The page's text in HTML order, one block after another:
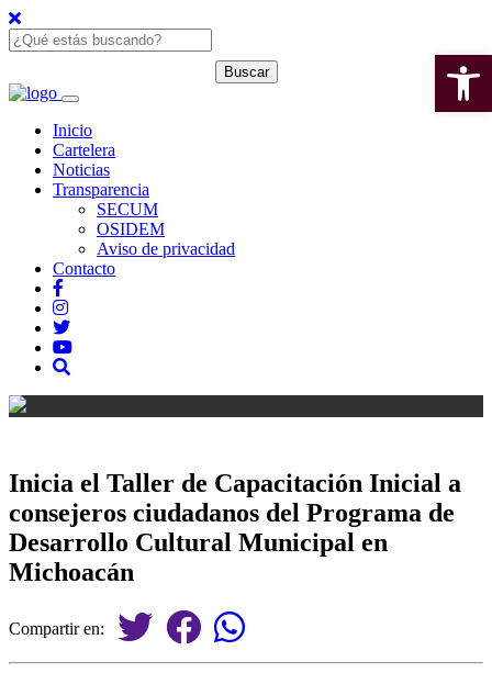
Inicio
Cartelera
Noticias
Transparencia
SECUM
OSIDEM
Aviso de privacidad
Contacto
Inicia el Taller de Capacitación Inicial a
consejeros ciudadanos del Programa de
Desarrollo Cultural Municipal en
Michoacán
Compartir en: